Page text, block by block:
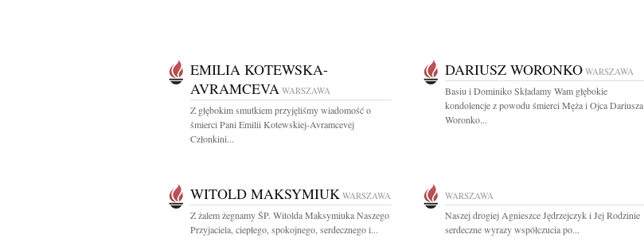
EMILIA KOTEWSKA-
AVRAMCEVA WARSZAWA
Z głębokim smutkiem przyjęliśmy wiadomość o
śmierci Pani Emilii Kotewskiej-Avramcevej
Członkini...
DARIUSZ WORONKO WARSZAWA
Basiu i Dominiko Składamy Wam głębokie
kondolencje z powodu śmierci Męża i Ojca Dariusza
Woronko...
WITOLD MAKSYMIUK WARSZAWA
Z żalem żegnamy ŚP. Witolda Maksymiuka Naszego
Przyjaciela, ciepłego, spokojnego, serdecznego i...
WARSZAWA
Naszej drogiej Agnieszce Jędrzejczyk i Jej Rodzinie
serdeczne wyrazy współczucia po...